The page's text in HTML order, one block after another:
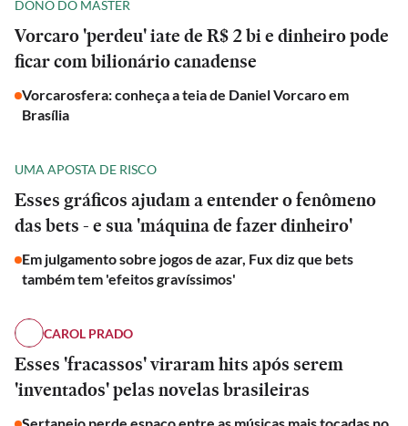
DONO DO MASTER
Vorcaro 'perdeu' iate de R$ 2 bi e dinheiro pode
ficar com bilionário canadense
Vorcarosfera: conheça a teia de Daniel Vorcaro em
Brasília
UMA APOSTA DE RISCO
Esses gráficos ajudam a entender o fenômeno
das bets - e sua 'máquina de fazer dinheiro'
Em julgamento sobre jogos de azar, Fux diz que bets
também tem 'efeitos gravíssimos'
CAROL PRADO
Esses 'fracassos' viraram hits após serem
'inventados' pelas novelas brasileiras